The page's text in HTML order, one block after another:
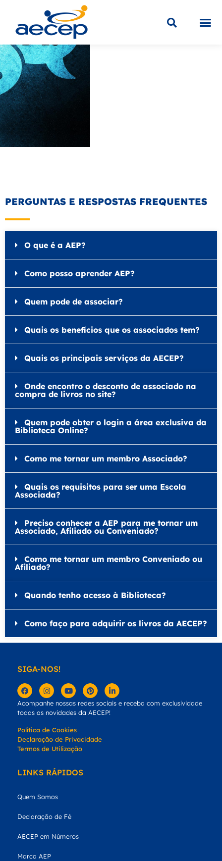
PERGUNTAS E RESPOSTAS FREQUENTES
O que é a AEP?
Como posso aprender AEP?
Quem pode de associar?
Quais os benefícios que os associados tem?
Quais os principais serviços da AECEP?
Onde encontro o desconto de associado na
compra de livros no site?
Quem pode obter o login a área exclusiva da
Biblioteca Online?
Como me tornar um membro Associado?
Quais os requisitos para ser uma Escola
Associada?
Preciso conhecer a AEP para me tornar um
Associado, Afiliado ou Conveniado?
Como me tornar um membro Conveniado ou
Afiliado?
Quando tenho acesso à Biblioteca?
Como faço para adquirir os livros da AECEP?
SIGA-NOS!
Acompanhe nossas redes sociais e receba com exclusividade
todas as novidades da AECEP!
Política de Cookies
Declaração de Privacidade
Termos de Utilização
LINKS RÁPIDOS
Quem Somos
Declaração de Fé
AECEP em Números
Marca AEP